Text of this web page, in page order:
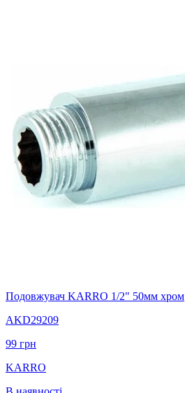
Подовжувач KARRO 1/2" 50мм хром
AKD29209
99 грн
KARRO